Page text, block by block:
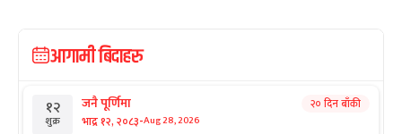
आगामी बिदाहरु
१२
शुक्र
जनै पूर्णिमा
भाद्र १२, २०८३-Aug 28, 2026
२० दिन बाँकी